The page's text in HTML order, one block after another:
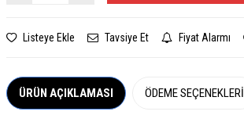
Listeye Ekle Tavsiye Et Fiyat Alarmı
ÜRÜN AÇIKLAMASI ÖDEME SEÇENEKLERI